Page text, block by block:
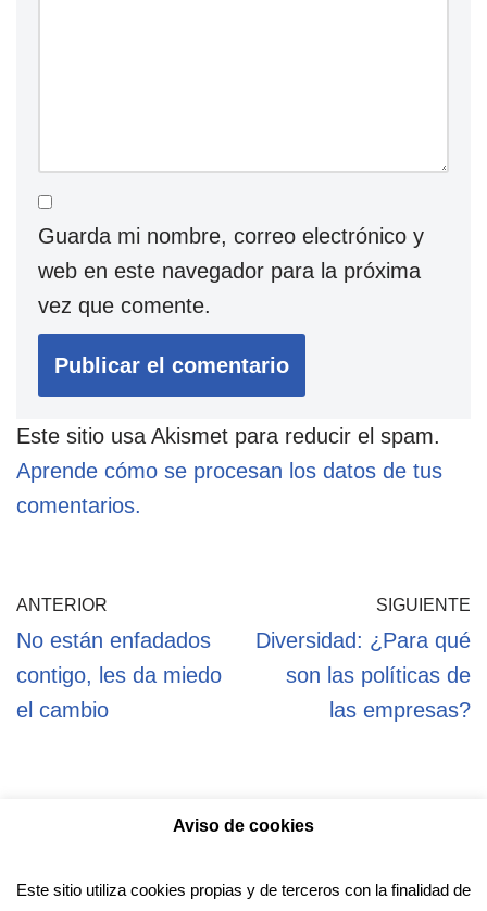
Guarda mi nombre, correo electrónico y
web en este navegador para la próxima
vez que comente.
Este sitio usa Akismet para reducir el spam.
Aprende cómo se procesan los datos de tus
comentarios.
ANTERIOR
No están enfadados
contigo, les da miedo
el cambio
SIGUIENTE
Diversidad: ¿Para qué
son las políticas de
las empresas?
Política de Cookies
Aviso de cookies
Este sitio utiliza cookies propias y de terceros con la finalidad de